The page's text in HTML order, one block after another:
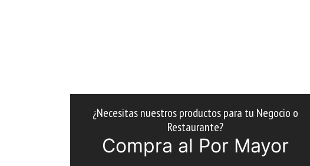
¿Necesitas nuestros productos para tu Negocio o
Restaurante?
Compra al Por Mayor